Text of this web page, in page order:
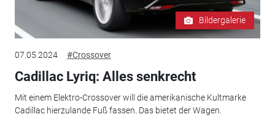
Bildergalerie
07.05.2024 #Crossover
Cadillac Lyriq: Alles senkrecht
Mit einem Elektro-Crossover will die amerikanische Kultmarke
Cadillac hierzulande Fuß fassen. Das bietet der Wagen.